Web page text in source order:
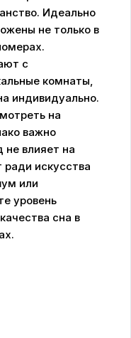
Идеально
не только в
с
комнаты,
индивидуально.
на
важно
не влияет на
ради искусства
или
уровень
сна в